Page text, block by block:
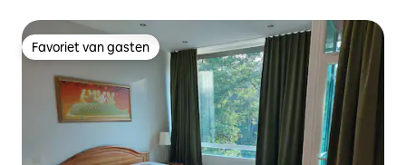
Favoriet van gasten
Favoriet van gasten